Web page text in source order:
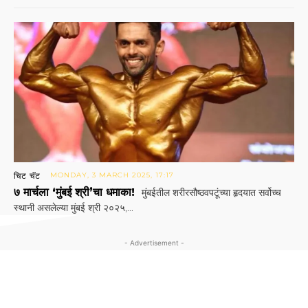
चिट चॅट MONDAY, 3 MARCH 2025, 17:17
७ मार्चला ‘मुंबई श्री’चा धमाका!
मुंबईतील शरीरसौष्ठवपटूंच्या हृदयात सर्वोच्च
स्थानी असलेल्या मुंबई श्री २०२५,...
- Advertisement -